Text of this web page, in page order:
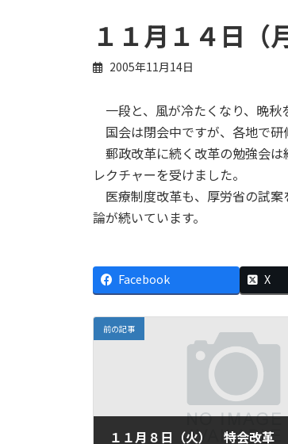
１１月１４日
2005年11月14日
一段と、風が冷たくなり、晩秋
国会は閉会中ですが、各地で研
郵政改革に続く改革の勉強会は
レクチャーを受けました。
医療制度改革も、厚労省の試
論が続いています。
Facebook X
前の記事
１１月８日（火） 特会改革